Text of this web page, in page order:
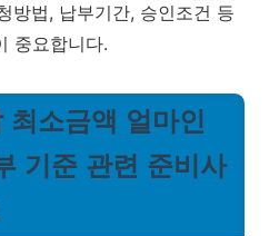
방법, 납부기간, 승인조건 등
중요합니다.
최소금액 얼마인
기준 관련 준비사